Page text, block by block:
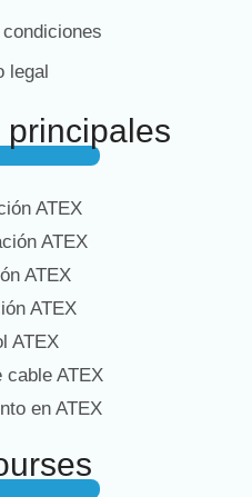
legal
ATEX
ATEX
ATEX
ATEX
ATEX
cable ATEX
en ATEX